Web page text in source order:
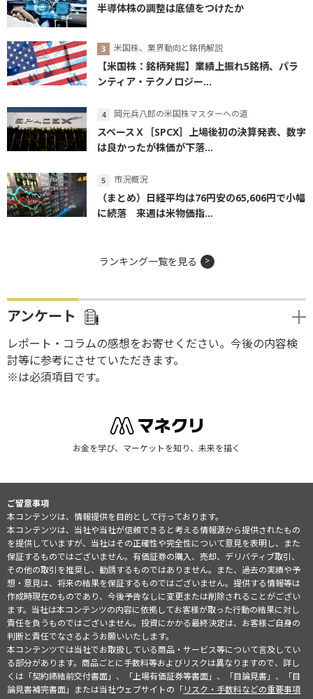
半導体株の調整は底値をつけたか
米国株、業界動向と銘柄解説
【米国株：銘柄発掘】業績上振れ5銘柄、パラ
ンティア・テクノロジー...
岡元兵八郎の米国株マスターへの道
スペースＸ［SPCX］上場後初の決算発表、数字
は良かったが株価が下落...
市況概況
（まとめ）日経平均は76円安の65,606円で小幅
に続落 来週は米物価指...
ランキング一覧を見る
アンケート
レポート・コラムの感想をお寄せください。今後の内容検
討等に参考にさせていただきます。
※は必須項目です。
お金を学び、マーケットを知り、未来を描く
ご留意事項
本コンテンツは、情報提供を目的として行っております。
本コンテンツは、当社や当社が信頼できると考える情報源から提供されたもの
を提供していますが、当社はその正確性や完全性について意見を表明し、また
保証するものではございません。有価証券の購入、売却、デリバティブ取引、
その他の取引を推奨し、勧誘するものではありません。また、過去の実績や予
想・意見は、将来の結果を保証するものではございません。提供する情報等は
作成時現在のものであり、今後予告なしに変更または削除されることがござい
ます。当社は本コンテンツの内容に依拠してお客様が取った行動の結果に対し
責任を負うものではございません。投資にかかる最終決定は、お客様ご自身の
判断と責任でなさるようお願いいたします。
本コンテンツでは当社でお取扱している商品・サービス等について言及してい
る部分があります。商品ごとに手数料等およびリスクは異なりますので、詳し
くは「契約締結前交付書面」、「上場有価証券等書面」、「目論見書」、「目
論見書補完書面」または当社ウェブサイトの「リスク・手数料などの重要事項